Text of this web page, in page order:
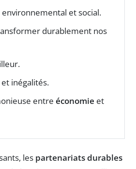
et social.
durablement nos
inégalités.
entre économie et
les partenariats durables